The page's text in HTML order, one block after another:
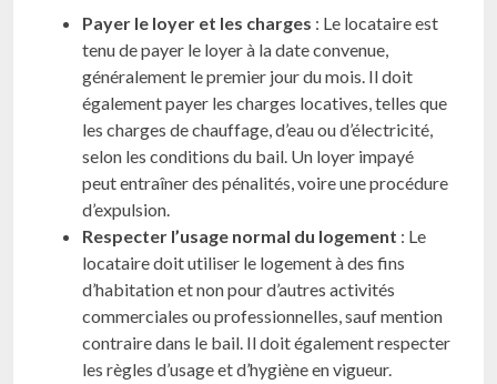
Payer le loyer et les charges : Le locataire est
tenu de payer le loyer à la date convenue,
généralement le premier jour du mois. Il doit
également payer les charges locatives, telles que
les charges de chauffage, d’eau ou d’électricité,
selon les conditions du bail. Un loyer impayé
peut entraîner des pénalités, voire une procédure
d’expulsion.
Respecter l’usage normal du logement : Le
locataire doit utiliser le logement à des fins
d’habitation et non pour d’autres activités
commerciales ou professionnelles, sauf mention
contraire dans le bail. Il doit également respecter
les règles d’usage et d’hygiène en vigueur.